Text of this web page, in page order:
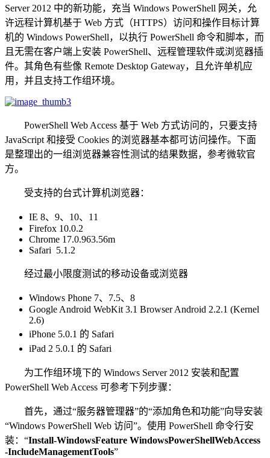
Server 2012 中的新功能，充当 Windows PowerShell 网关，允
许远程计算机基于 Web 方式（HTTPS）访问和操作目标计算
机的 Windows PowerShell，以执行 PowerShell 命令和脚本，而
且无需在客户端上安装 PowerShell、远程管理软件或浏览器插
件。其角色有些像 Remote Desktop Gateway，且允许单机应
用，并且支持工作组环境。
PowerShell Web Access 基于 Web 方式访问的，只要支持
JavaScript 和接受 Cookies 的浏览器基本都可访问操作。下面
是整理出的一组浏览器兼容性测试的结果数据，参考微软官
方。
受支持的台式计算机浏览器：
IE 8、9、10、11
Firefox 10.0.2
Chrome 17.0.963.56m
Safari 5.1.2
经过最小限度测试的移动设备或浏览器
Windows Phone 7、7.5、8
Google Android WebKit 3.1 Browser Android 2.2.1 (Kernel
2.6)
iPhone 5.0.1 的 Safari
iPad 2 5.0.1 的 Safari
为工作组环境下的 Windows Server 2012 安装和配置
PowerShell Web Access 可参考下列步骤：
首先，通过“服务器管理器”的“添加角色和功能”向导安装
“Windows PowerShell Web 访问”。使用 PowerShell 命令行安
装：“Install-WindowsFeature WindowsPowerShellWebAccess
-IncludeManagementTools”